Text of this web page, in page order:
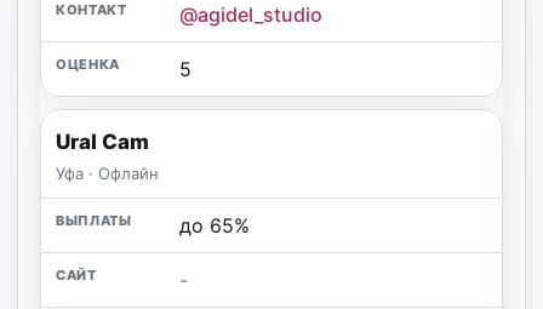
@agidel_studio
5
Ural Cam
Уфа · Офлайн
до 65%
-